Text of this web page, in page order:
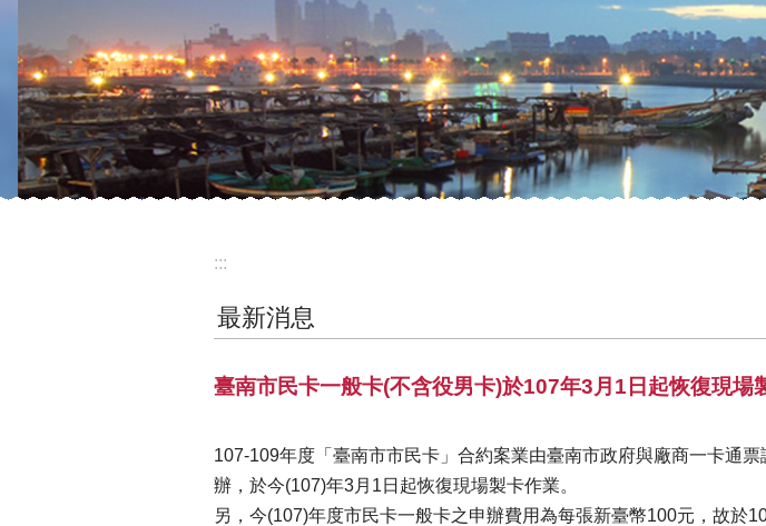
:::
最新消息
臺南市民卡一般卡(不含役男卡)於107年3月1日起恢復現場
107-109年度「臺南市市民卡」合約案業由臺南市政府與廠商一卡通
辦，於今(107)年3月1日起恢復現場製卡作業。
另，今(107)年度市民卡一般卡之申辦費用為每張新臺幣100元，故於